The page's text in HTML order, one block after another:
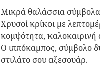
Μικρά θαλάσσια
Χρυσοί κρίκοι με
κομψότητα, καλοκαιρινή
Ο ιππόκαμπος, σύμβολο
στιλάτο σου αξεσουάρ.